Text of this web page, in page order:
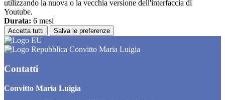
utilizzando la nuova o la vecchia versione dell'interfaccia di
Youtube.
Durata: 6 mesi
Accetta tutti Salva le preferenze
Convitto Maria Luigia
Contatti
Convitto Maria Luigia